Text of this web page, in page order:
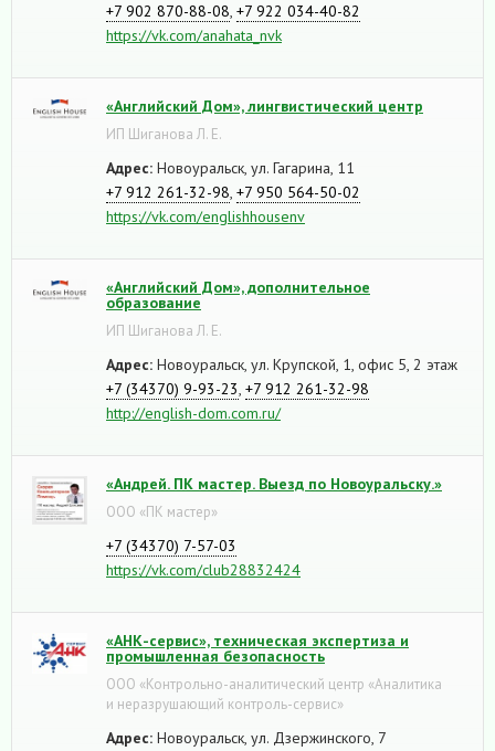
+7 902 870-88-08 +7 922 034-40-82
https://vk.com/anahata_nvk
«Английский Дом», лингвистический центр
ИП Шиганова Л. Е.
Адрес: Новоуральск, ул. Гагарина, 11
+7 912 261-32-98 +7 950 564-50-02
https://vk.com/englishhousenv
«Английский Дом», дополнительное
образование
ИП Шиганова Л. Е.
Адрес: Новоуральск, ул. Крупской, 1, офис 5, 2 этаж
+7 (34370) 9-93-23 +7 912 261-32-98
http://english-dom.com.ru/
«Андрей. ПК мастер. Выезд по Новоуральску.»
ООО «ПК мастер»
+7 (34370) 7-57-03
https://vk.com/club28832424
«АНК-сервис», техническая экспертиза и
промышленная безопасность
ООО «Контрольно-аналитический центр «Аналитика
и неразрушающий контроль-сервис»
Адрес: Новоуральск, ул. Дзержинского, 7